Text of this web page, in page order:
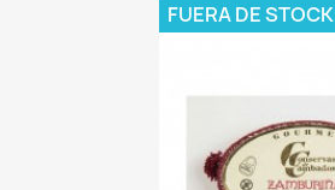
FUERA DE STOCK